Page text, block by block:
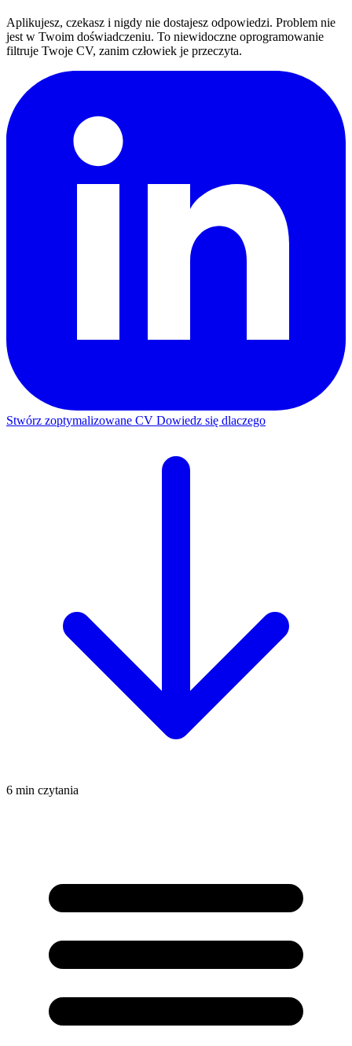
Aplikujesz, czekasz i nigdy nie dostajesz odpowiedzi. Problem nie
jest w Twoim doświadczeniu. To niewidoczne oprogramowanie
filtruje Twoje CV, zanim człowiek je przeczyta.
Stwórz zoptymalizowane CV Dowiedz się dlaczego
6 min czytania